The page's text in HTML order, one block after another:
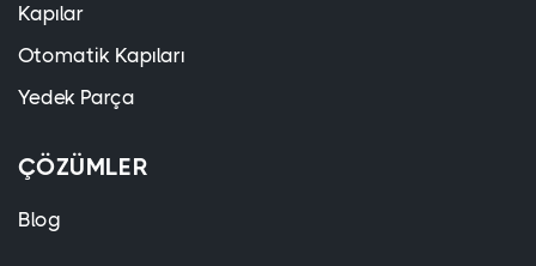
Kapılar
Otomatik Kapıları
Yedek Parça
ÇÖZÜMLER
Blog